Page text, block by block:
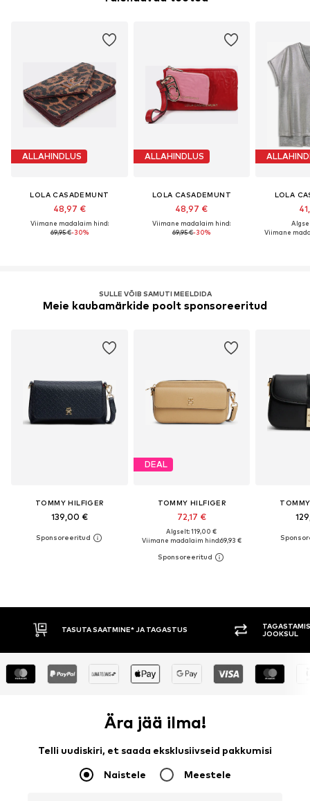
ALLAHINDLUS
LOLA CASADEMUNT
48,97 €
Viimane madalaim hind:
69,95 €-30%
ALLAHINDLUS
LOLA CASADEMUNT
48,97 €
Viimane madalaim hind:
69,95 €-30%
LOLA
Viimane
SULLE VÕIB SAMUTI MEELDIDA
Meie kaubamärkide poolt sponsoreeritud
TOMMY HILFIGER
139,00 €
DEAL
TOMMY HILFIGER
72,17 €
Algselt: 119,00 €
Viimane madalaim hind:69,93 €
TAGASTAMISE ÕIGUS 30 PÄEVA
JOOKSUL
TASUMINE
Ära jää ilma!
Telli uudiskiri, et saada eksklusiivseid pakkumisi
Naistele Meestele